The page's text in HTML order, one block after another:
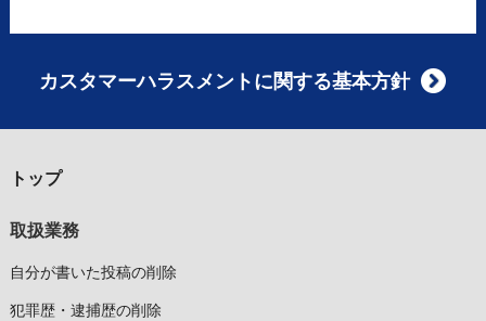
カスタマーハラスメントに関する基本方針
トップ
取扱業務
自分が書いた投稿の削除
犯罪歴・逮捕歴の削除